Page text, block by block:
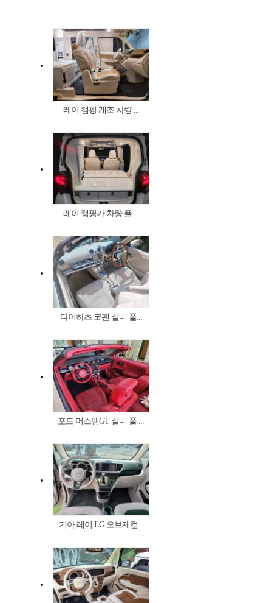
레이 캠핑 개조 차량 ...
레이 캠핑카 차량 풀 ...
다이하츠 코펜 실내 풀...
포드 머스탱GT 실내 풀 ...
기아 레이 LG 오브제컬...